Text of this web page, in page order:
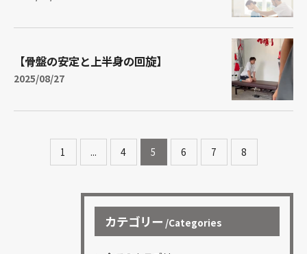
【骨盤の安定と上半身の回旋】
2025/08/27
1 ... 4 5 6 7 8
カテゴリー Categories